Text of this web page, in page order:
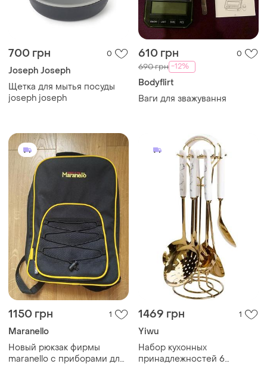
700 грн 0
Joseph Joseph
Щетка для мытья посуды
joseph joseph
610 грн 0
690 грн -12%
Bodyflirt
Ваги для зважування
1150 грн 1
Maranello
Новый рюкзак фирмы
maranello с приборами для
1469 грн 1
Yiwu
Набор кухонных
принадлежностей 6